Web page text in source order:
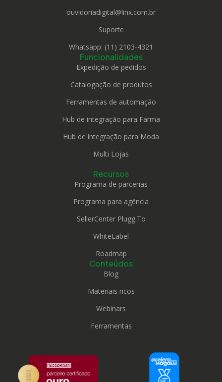
ouvidoriadigital@linx.com.br
Suporte
Whatsapp: (11) 2103-4321
Funcionalidades
Expedição de pedidos
Catalogação de produtos
Ferramentas de automação
Hub de integração para Farma
Hub de integração para Moda
Multi Lojas
Recursos
Programa de parcerias
Programa para agência
SellerCenter Plugg.To
WhiteLabel
Roadmap
Conteúdos
Blog
Materiais ricos
Webinars
Ferramentas